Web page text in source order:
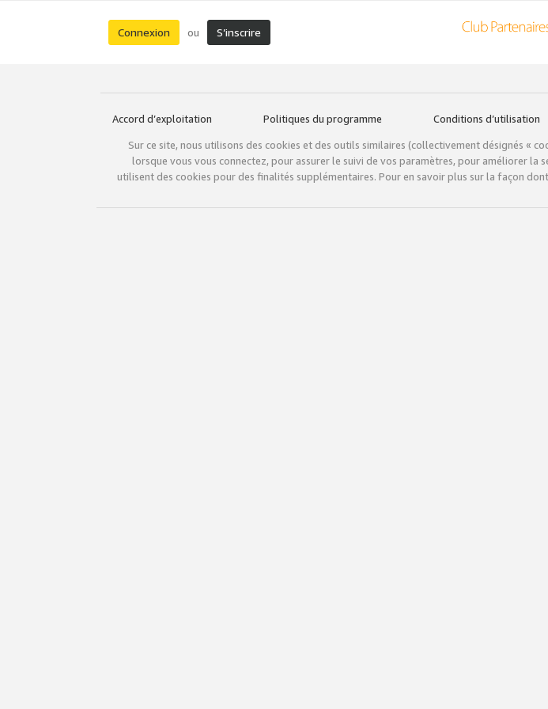
Connexion ou S’inscrire
Accord d’exploitation Politiques du programme Conditions d’utilisation
Sur ce site, nous utilisons des cookies et des outils similaires (collectivement désignés «
lorsque vous vous connectez, pour assurer le suivi de vos paramètres, pour améliorer la
utilisent des cookies pour des finalités supplémentaires. Pour en savoir plus sur la façon